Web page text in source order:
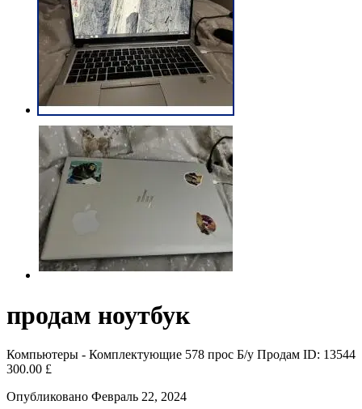
продам ноутбук
Компьютеры - Комплектующие 578 прос Б/у Продам ID: 13544
300.00 £
Опубликовано Февраль 22, 2024